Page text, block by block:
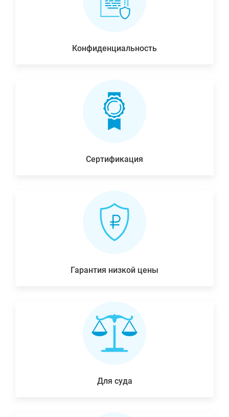
Конфиденциальность
Сертификация
Гарантия низкой цены
Для суда